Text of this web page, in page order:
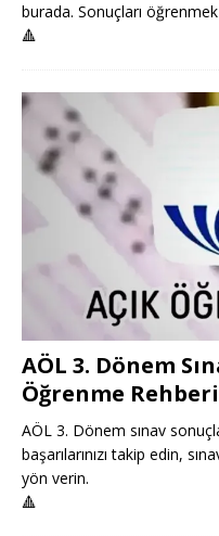
burada. Sonuçları
🔺
AÖL 3. Dönem
Öğrenme Rehberi
AÖL 3. Dönem sınav
başarılarınızı takip edin,
yön verin.
🔺